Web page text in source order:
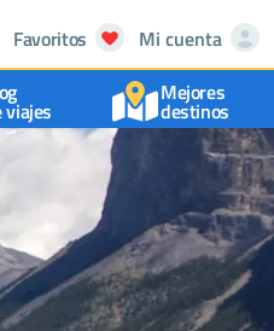
Favoritos
Mi cuenta
viajes
Mejores
destinos